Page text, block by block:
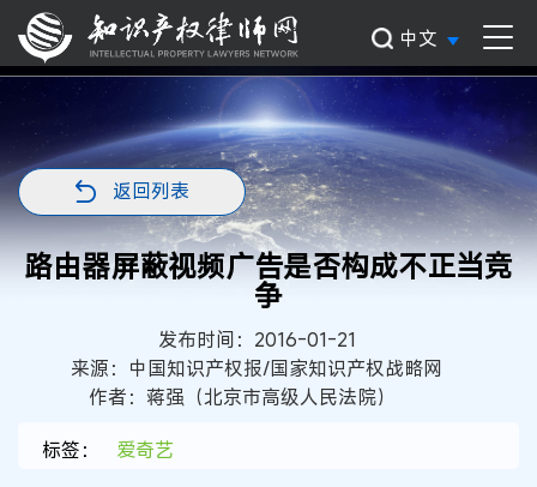
中文
返回列表
路由器屏蔽视频广告是否构成不正当竞
争
发布时间：2016-01-21
来源：中国知识产权报/国家知识产权战略网
作者：蒋强（北京市高级人民法院）
标签：
爱奇艺